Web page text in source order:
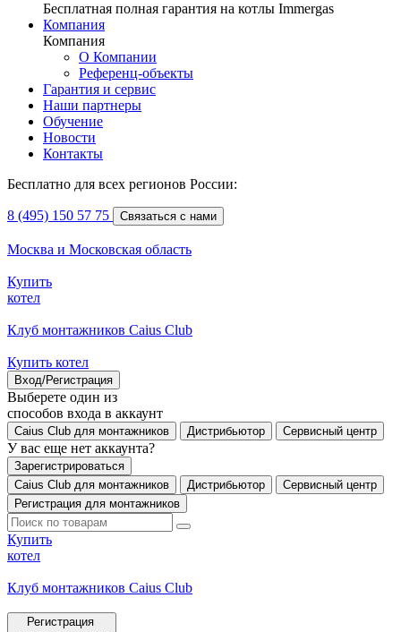
Бесплатная полная гарантия на котлы Immergas
Компания
Компания
О Компании
Референц-объекты
Гарантия и сервис
Наши партнеры
Обучение
Новости
Контакты
Бесплатно для всех регионов России:
8 (495) 150 57 75 Связаться с нами
Москва и Московская область
Купить
котел
Клуб монтажников Caius Club
Купить котел
Вход/Регистрация
Выберете один из
способов входа в аккаунт
Caius Club для монтажников Дистрибьютор Сервисный центр
У вас еще нет аккаунта?
Зарегистрироваться
Caius Club для монтажников
Дистрибьютор
Сервисный центр
Регистрация для монтажников
Купить
котел
Клуб монтажников Caius Club
Регистрация